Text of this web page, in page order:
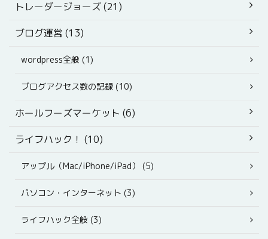
トレーダージョーズ (21)
ブログ運営 (13)
wordpress全般 (1)
ブログアクセス数の記録 (10)
ホールフーズマーケット (6)
ライフハック！ (10)
アップル（Mac/iPhone/iPad） (5)
パソコン・インターネット (3)
ライフハック全般 (3)